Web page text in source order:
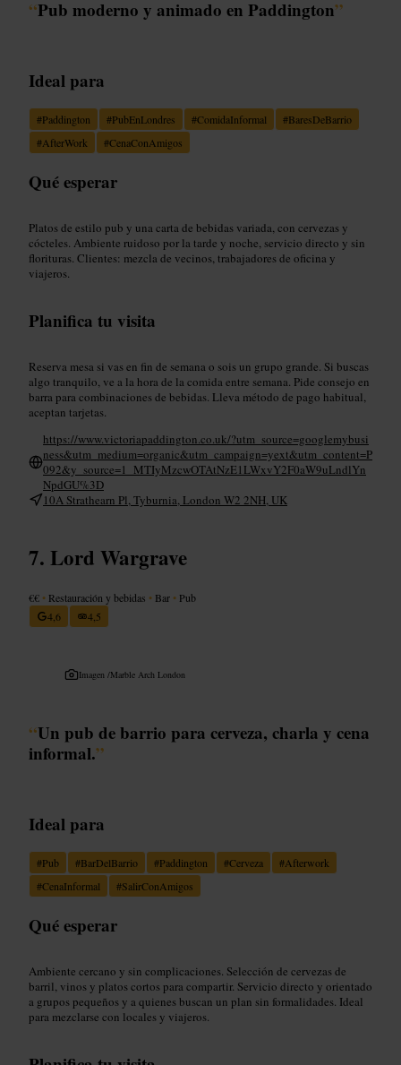
“Pub moderno y animado en Paddington”
Ideal para
#Paddington #PubEnLondres #ComidaInformal #BaresDeBarrio
#AfterWork #CenaConAmigos
Qué esperar
Platos de estilo pub y una carta de bebidas variada, con cervezas y
cócteles. Ambiente ruidoso por la tarde y noche, servicio directo y sin
florituras. Clientes: mezcla de vecinos, trabajadores de oficina y
viajeros.
Planifica tu visita
Reserva mesa si vas en fin de semana o sois un grupo grande. Si buscas
algo tranquilo, ve a la hora de la comida entre semana. Pide consejo en
barra para combinaciones de bebidas. Lleva método de pago habitual,
aceptan tarjetas.
https://www.victoriapaddington.co.uk/?utm_source=googlemybusi
ness&utm_medium=organic&utm_campaign=yext&utm_content=P
092&y_source=1_MTIyMzcwOTAtNzE1LWxvY2F0aW9uLndlYn
NpdGU%3D
10A Strathearn Pl, Tyburnia, London W2 2NH, UK
Lord Wargrave
€€ • Restauración y bebidas • Bar • Pub
4,6
4,5
Imagen /Marble Arch London
“Un pub de barrio para cerveza, charla y cena
informal.”
Ideal para
#Pub #BarDelBarrio #Paddington #Cerveza #Afterwork
#CenaInformal #SalirConAmigos
Qué esperar
Ambiente cercano y sin complicaciones. Selección de cervezas de
barril, vinos y platos cortos para compartir. Servicio directo y orientado
a grupos pequeños y a quienes buscan un plan sin formalidades. Ideal
para mezclarse con locales y viajeros.